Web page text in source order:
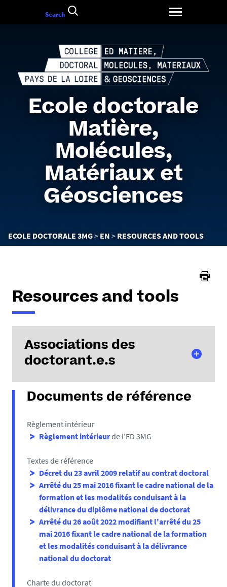
Ecole doctorale
Matière,
Molécules,
Matériaux et
Géosciences
You
are
ECOLE DOCTORALE 3MG EN RESOURCES AND TOOLS
Search
Resources and tools
Associations des
doctorant.e.s
ANGERS
associations de l'Université d'Angers :
des associations - Université Angers (univ-
LE MANS
ADOUM
(Association des Doctorant.e.s de
l'Université du Mans)
L'association a pour objectif de favoriser les
rencontres entre les doctorant·es au sein de
l'université du Mans. L'association a également pour
doctorant·es de présenter leurs travaux. Pour joindre
Documents de référence
Règlement intérieur
Règlement intérieurde l'ED 3MG
Textes de référence
Décret du 23 avril 2009 relatif au contrat doctoral
Arrêté du 25 mai 2016 fixant le cadre national de la
formation et les modalités conduisant à la
délivrance du diplôme national de doctorat
Arrêté du 26 août 2022 modifiant l'arrêté du 25
mai 2016 fixant le cadre national de la formation
et les modalités conduisant à la délivrance
national du doctorat
Charte du doctorat